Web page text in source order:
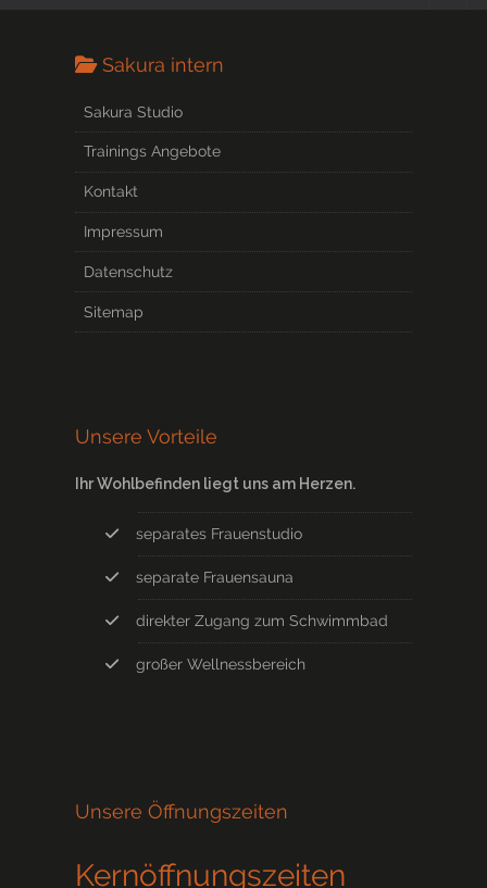
Sakura intern
Sakura Studio
Trainings Angebote
Kontakt
Impressum
Datenschutz
Sitemap
Unsere Vorteile
Ihr Wohlbefinden liegt uns am Herzen.
separates Frauenstudio
separate Frauensauna
direkter Zugang zum Schwimmbad
großer Wellnessbereich
Unsere Öffnungszeiten
Kernöffnungszeiten